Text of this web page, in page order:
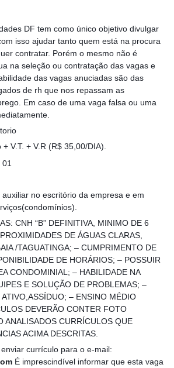
DF tem como único objetivo divulgar
isso ajudar tanto quem está na procura
contratar. Porém o mesmo não é
na seleção ou contratação das vagas e
das vagas anuciadas são das
de rh que nos repassam as
Em caso de uma vaga falsa ou uma
V.T. + V.R (R$ 35,00/DIA).
no escritório da empresa e em
CNH “B” DEFINITIVA, MINIMO DE 6
DE ÁGUAS CLARAS,
/TAGUATINGA; – CUMPRIMENTO DE
DE HORÁRIOS; – POSSUIR
CONDOMINIAL; – HABILIDADE NA
E SOLUÇÃO DE PROBLEMAS; –
– ENSINO MÉDIO
DEVERÃO CONTER FOTO
ANALISADOS CURRÍCULOS QUE
ACIMA DESCRITAS.
currículo para o e-mail:
É imprescindível informar que esta vaga